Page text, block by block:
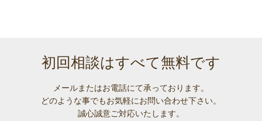
初回相談はすべて無料です
メールまたはお電話にて承っております。
どのような事でもお気軽にお問い合わせ下さい。
誠心誠意ご対応いたします。